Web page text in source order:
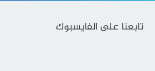
تابعنا على الفايسبوك